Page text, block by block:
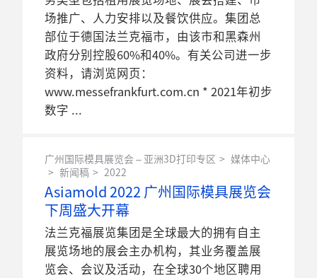
场推广、人力安排以及餐饮供应。集团总
部位于德国法兰克福市，由该市和黑森州
政府分别控股60%和40%。有关公司进一步
资料，请浏览网页：
www.messefrankfurt.com.cn * 2021年初步
数字
广州国际模具展览会 – 亚洲3D打印专区
媒体中心
新闻稿
2022
Asiamold 2022 广州国际模具展览会
下周盛大开幕
法兰克福展览集团是全球最大的拥有自主
展览场地的展会主办机构，其业务覆盖展
览会、会议及活动，在全球30个地区聘用